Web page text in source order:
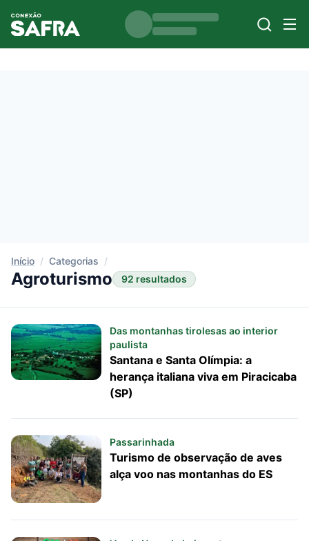
Início / Categorias /
Agroturismo 92 resultados
Das montanhas tirolesas ao interior
paulista
Santana e Santa Olímpia: a
herança italiana viva em Piracicaba
(SP)
Passarinhada
Turismo de observação de aves
alça voo nas montanhas do ES